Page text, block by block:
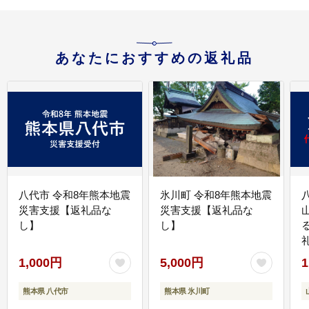
あなたにおすすめの返礼品
八代市 令和8年熊本地震
災害支援【返礼品な
し】
1,000円
熊本県 八代市
氷川町 令和8年熊本地震
災害支援【返礼品な
し】
5,000円
熊本県 氷川町